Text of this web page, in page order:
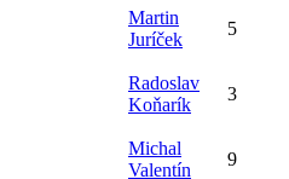
Martin
Juríček
5
Radoslav
Koňarík
3
Michal
Valentín
9